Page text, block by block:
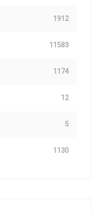
1912
11583
1174
12
5
1130